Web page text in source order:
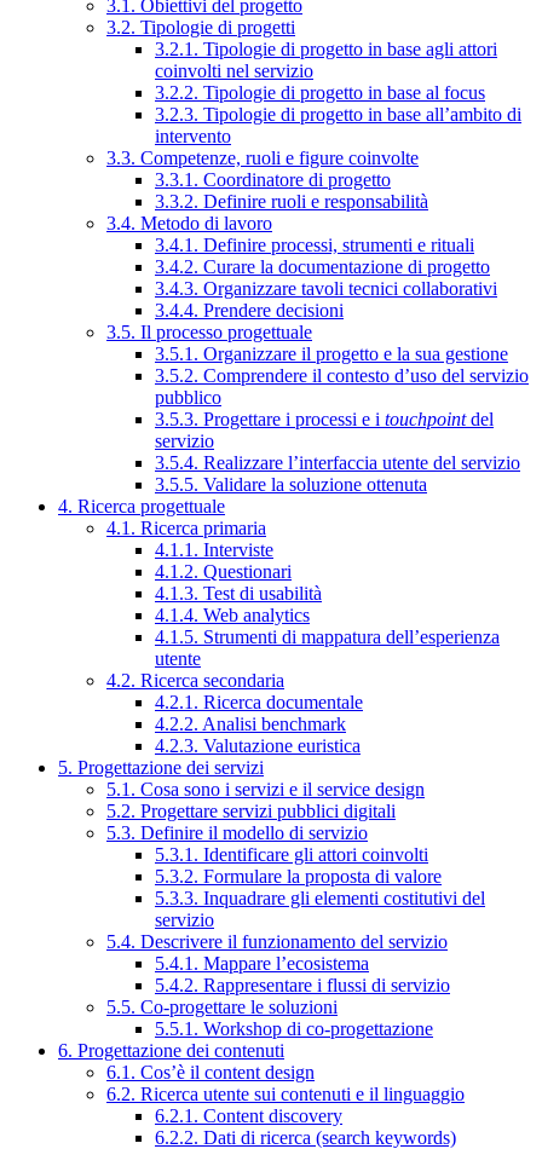
3.1. Obiettivi del progetto
3.2. Tipologie di progetti
3.2.1. Tipologie di progetto in base agli attori
coinvolti nel servizio
3.2.2. Tipologie di progetto in base al focus
3.2.3. Tipologie di progetto in base all’ambito di
intervento
3.3. Competenze, ruoli e figure coinvolte
3.3.1. Coordinatore di progetto
3.3.2. Definire ruoli e responsabilità
3.4. Metodo di lavoro
3.4.1. Definire processi, strumenti e rituali
3.4.2. Curare la documentazione di progetto
3.4.3. Organizzare tavoli tecnici collaborativi
3.4.4. Prendere decisioni
3.5. Il processo progettuale
3.5.1. Organizzare il progetto e la sua gestione
3.5.2. Comprendere il contesto d’uso del servizio
pubblico
3.5.3. Progettare i processi e i touchpointdel
servizio
3.5.4. Realizzare l’interfaccia utente del servizio
3.5.5. Validare la soluzione ottenuta
4. Ricerca progettuale
4.1. Ricerca primaria
4.1.1. Interviste
4.1.2. Questionari
4.1.3. Test di usabilità
4.1.4. Web analytics
4.1.5. Strumenti di mappatura dell’esperienza
utente
4.2. Ricerca secondaria
4.2.1. Ricerca documentale
4.2.2. Analisi benchmark
4.2.3. Valutazione euristica
5. Progettazione dei servizi
5.1. Cosa sono i servizi e il service design
5.2. Progettare servizi pubblici digitali
5.3. Definire il modello di servizio
5.3.1. Identificare gli attori coinvolti
5.3.2. Formulare la proposta di valore
5.3.3. Inquadrare gli elementi costitutivi del
servizio
5.4. Descrivere il funzionamento del servizio
5.4.1. Mappare l’ecosistema
5.4.2. Rappresentare i flussi di servizio
5.5. Co-progettare le soluzioni
5.5.1. Workshop di co-progettazione
6. Progettazione dei contenuti
6.1. Cos’è il content design
6.2. Ricerca utente sui contenuti e il linguaggio
6.2.1. Content discovery
6.2.2. Dati di ricerca (search keywords)